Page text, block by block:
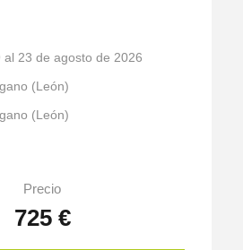
al 23 de agosto de 2026
(León)
(León)
Precio
725 €